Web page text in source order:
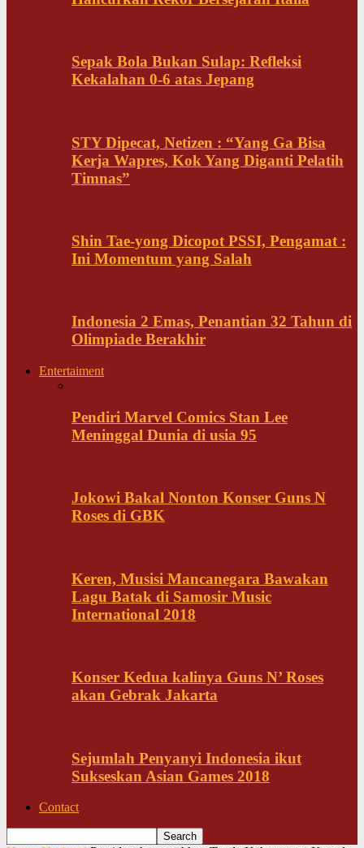
Sepak Bola Bukan Sulap: Refleksi
Kekalahan 0-6 atas Jepang
STY Dipecat, Netizen : “Yang Ga Bisa
Kerja Wapres, Kok Yang Diganti Pelatih
Timnas”
Shin Tae-yong Dicopot PSSI, Pengamat :
Ini Momentum yang Salah
Indonesia 2 Emas, Penantian 32 Tahun di
Olimpiade Berakhir
Entertaiment
Pendiri Marvel Comics Stan Lee
Meninggal Dunia di usia 95
Jokowi Bakal Nonton Konser Guns N
Roses di GBK
Keren, Musisi Mancanegara Bawakan
Lagu Batak di Samosir Music
International 2018
Konser Kedua kalinya Guns N’ Roses
akan Gebrak Jakarta
Sejumlah Penyanyi Indonesia ikut
Sukseskan Asian Games 2018
Contact